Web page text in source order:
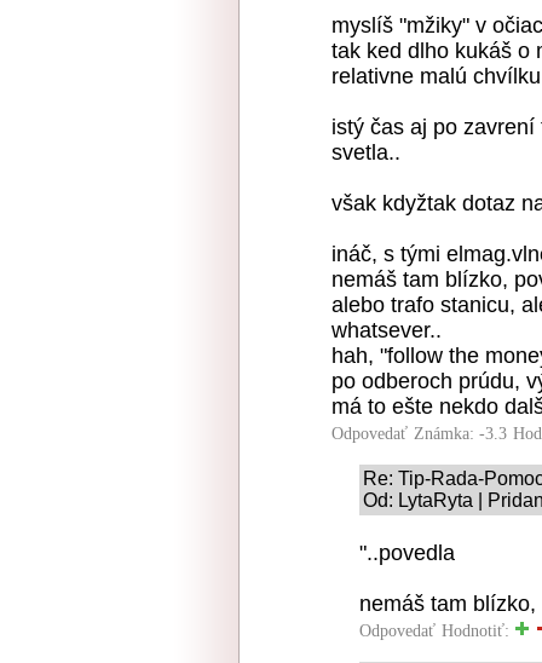
myslíš "mžiky" v
tak ked dlho kukáš o
relativne malú
istý čas aj po
svetla..
však kdyžtak dotaz
ináč, s tými
nemáš tam blízko,
alebo trafo stanicu,
whatsever..
hah, "follow the
po odberoch prúdu,
má to ešte nekdo
Odpovedať Známka: -3.3
Re: Tip-Rada-
Od: LytaRyta |
"..povedla
nemáš tam
Odpovedať Hodnotiť: